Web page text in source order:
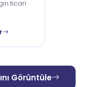
ticari
Görüntüle